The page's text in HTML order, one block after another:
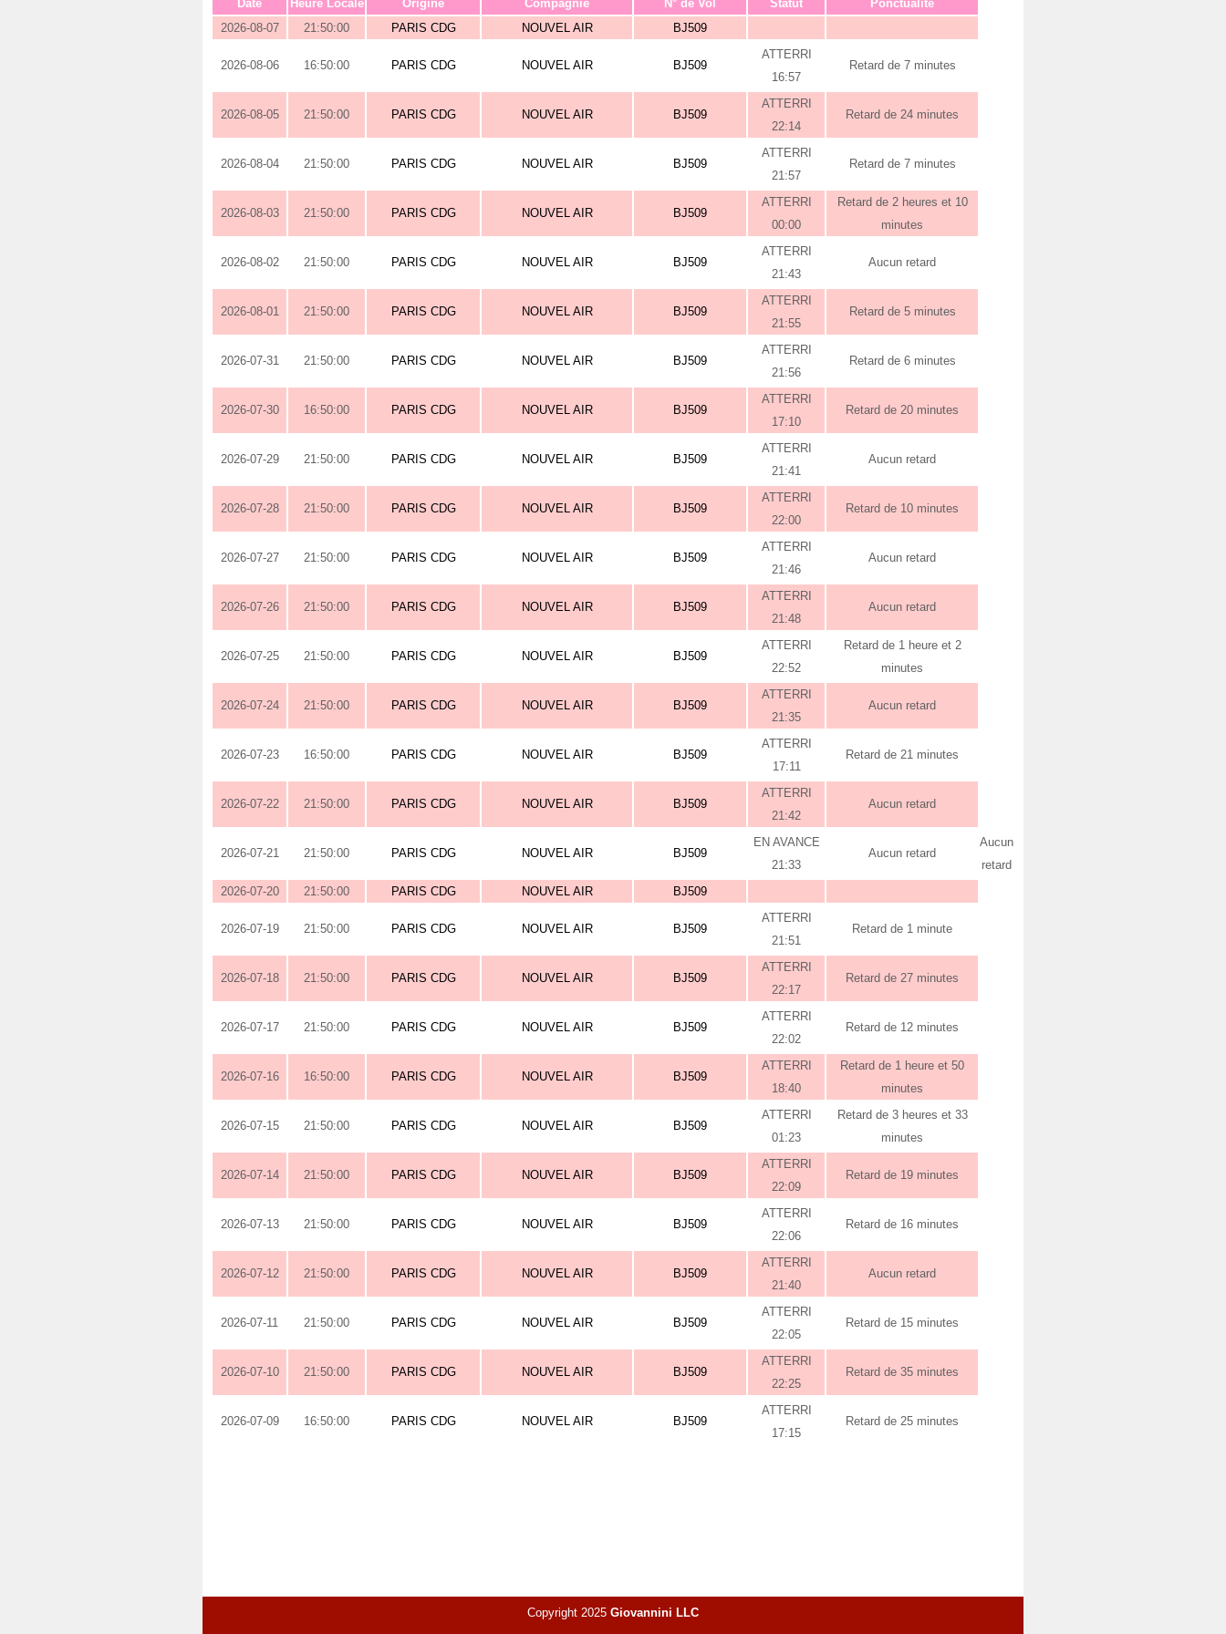
Date Heure Locale Origine Compagnie N° de Vol Statut
Ponctualité
2026-08-07
21:50:00 PARIS CDG NOUVEL AIR BJ509
2026-08-06 16:50:00 PARIS CDG NOUVEL AIR BJ509
ATTERRI
16:57
Retard de 7 minutes
2026-08-05 21:50:00 PARIS CDG NOUVEL AIR BJ509
ATTERRI
22:14
Retard de 24 minutes
2026-08-04 21:50:00 PARIS CDG NOUVEL AIR BJ509
ATTERRI
21:57
Retard de 7 minutes
2026-08-03 21:50:00 PARIS CDG NOUVEL AIR BJ509
ATTERRI
00:00
Retard de 2 heures et 10
minutes
2026-08-02 21:50:00 PARIS CDG NOUVEL AIR BJ509
ATTERRI
21:43
Aucun retard
2026-08-01 21:50:00 PARIS CDG NOUVEL AIR BJ509
ATTERRI
21:55
Retard de 5 minutes
2026-07-31 21:50:00 PARIS CDG NOUVEL AIR BJ509
ATTERRI
21:56
Retard de 6 minutes
2026-07-30 16:50:00 PARIS CDG NOUVEL AIR BJ509
ATTERRI
17:10
Retard de 20 minutes
2026-07-29 21:50:00 PARIS CDG NOUVEL AIR BJ509
ATTERRI
21:41
Aucun retard
2026-07-28 21:50:00 PARIS CDG NOUVEL AIR BJ509
ATTERRI
22:00
Retard de 10 minutes
2026-07-27 21:50:00 PARIS CDG NOUVEL AIR BJ509
ATTERRI
21:46
Aucun retard
2026-07-26 21:50:00 PARIS CDG NOUVEL AIR BJ509
ATTERRI
21:48
Aucun retard
2026-07-25 21:50:00 PARIS CDG NOUVEL AIR BJ509
ATTERRI
22:52
Retard de 1 heure et 2
minutes
2026-07-24 21:50:00 PARIS CDG NOUVEL AIR BJ509
ATTERRI
21:35
Aucun retard
2026-07-23 16:50:00 PARIS CDG NOUVEL AIR BJ509
ATTERRI
17:11
Retard de 21 minutes
2026-07-22 21:50:00 PARIS CDG NOUVEL AIR BJ509
ATTERRI
21:42
Aucun retard
2026-07-21 21:50:00 PARIS CDG NOUVEL AIR BJ509
EN AVANCE
21:33
Aucun retard
Aucun
retard
2026-07-20
21:50:00 PARIS CDG NOUVEL AIR BJ509
2026-07-19 21:50:00 PARIS CDG NOUVEL AIR BJ509
ATTERRI
21:51
Retard de 1 minute
2026-07-18 21:50:00 PARIS CDG NOUVEL AIR BJ509
ATTERRI
22:17
Retard de 27 minutes
2026-07-17 21:50:00 PARIS CDG NOUVEL AIR BJ509
ATTERRI
22:02
Retard de 12 minutes
2026-07-16 16:50:00 PARIS CDG NOUVEL AIR BJ509
ATTERRI
18:40
Retard de 1 heure et 50
minutes
2026-07-15 21:50:00 PARIS CDG NOUVEL AIR BJ509
ATTERRI
01:23
Retard de 3 heures et 33
minutes
2026-07-14 21:50:00 PARIS CDG NOUVEL AIR BJ509
ATTERRI
22:09
Retard de 19 minutes
2026-07-13 21:50:00 PARIS CDG NOUVEL AIR BJ509
ATTERRI
22:06
Retard de 16 minutes
2026-07-12 21:50:00 PARIS CDG NOUVEL AIR BJ509
ATTERRI
21:40
Aucun retard
2026-07-11 21:50:00 PARIS CDG NOUVEL AIR BJ509
ATTERRI
22:05
Retard de 15 minutes
2026-07-10 21:50:00 PARIS CDG NOUVEL AIR BJ509
ATTERRI
22:25
Retard de 35 minutes
2026-07-09 16:50:00 PARIS CDG NOUVEL AIR BJ509
ATTERRI
17:15
Retard de 25 minutes
Copyright 2025 Giovannini LLC